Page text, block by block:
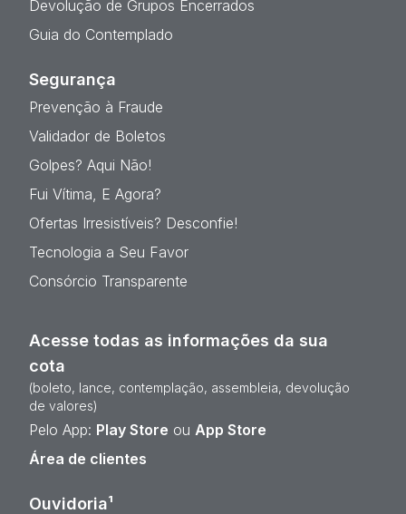
Devolução de Grupos Encerrados
Guia do Contemplado
Segurança
Prevenção à Fraude
Validador de Boletos
Golpes? Aqui Não!
Fui Vítima, E Agora?
Ofertas Irresistíveis? Desconfie!
Tecnologia a Seu Favor
Consórcio Transparente
Acesse todas as informações da sua
cota
(boleto, lance, contemplação, assembleia, devolução
de valores)
Pelo App: Play Store ou App Store
Área de clientes
Ouvidoria¹